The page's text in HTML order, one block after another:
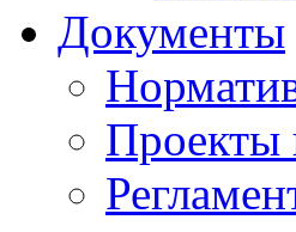
Документы
Проекты